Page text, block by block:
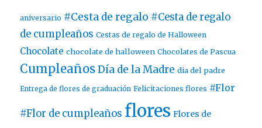
aniversario #Cesta de regalo #Cesta de regalo
de cumpleaños Cestas de regalo de Halloween
Chocolate chocolate de halloween Chocolates de Pascua
Cumpleaños Día de la Madre dia del padre
Entrega de flores de graduación Felicitaciones flores #Flor
#Flor de cumpleaños flores Flores de